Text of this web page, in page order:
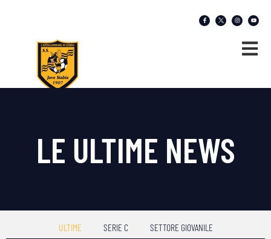
LE ULTIME NEWS
ULTIME SERIE C SETTORE GIOVANILE